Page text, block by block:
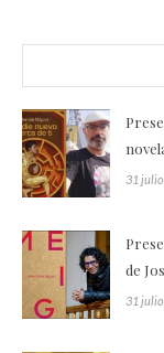
31
de
31